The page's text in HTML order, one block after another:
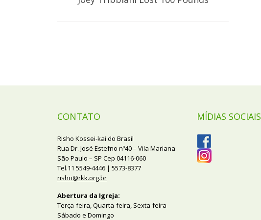
CONTATO
Risho Kossei-kai do Brasil
Rua Dr. José Estefno nº40 – Vila Mariana
São Paulo – SP Cep 04116-060
Tel.11 5549-4446 | 5573-8377
risho@rkk.org.br
Abertura da Igreja:
Terça-feira, Quarta-feira, Sexta-feira
Sábado e Domingo
MÍDIAS SOCIAIS